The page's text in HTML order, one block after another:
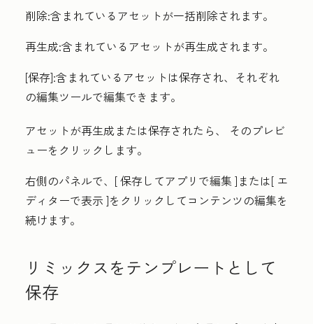
削除:含まれているアセットが一括削除されます。
再生成:含まれているアセットが再生成されます。
[保存]:含まれているアセットは保存され、それぞれ
の編集ツールで編集できます。
アセットが再生成または保存されたら、 そのプレビ
ューをクリックします。
右側のパネルで、[保存してアプリで編集]または[ エ
ディターで表示 ]をクリックしてコンテンツの編集を
続けます。
リミックスをテンプレートとして
保存